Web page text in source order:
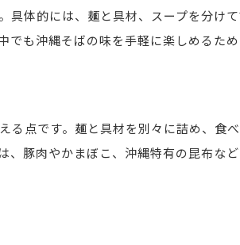
漏れ対策と工夫
沖縄そば弁当の準備法
美味しく食べる地元の知恵
がる沖縄そば弁当の楽しみ方
体的には、麺と具材、スープを分け
も沖縄そばの味を手軽に楽しめるた
点です。麺と具材を別々に詰め、食
豚肉やかまぼこ、沖縄特有の昆布な